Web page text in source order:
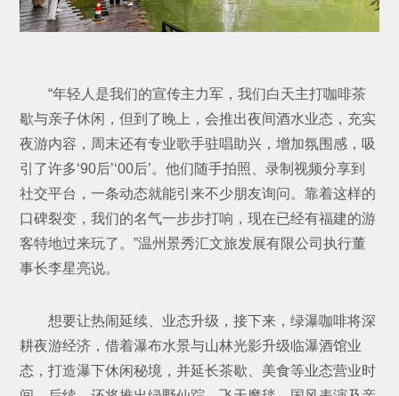
“年轻人是我们的宣传主力军，我们白天主打咖啡茶
歇与亲子休闲，但到了晚上，会推出夜间酒水业态，充实
夜游内容，周末还有专业歌手驻唱助兴，增加氛围感，吸
引了许多‘90后’‘00后’。他们随手拍照、录制视频分享到
社交平台，一条动态就能引来不少朋友询问。靠着这样的
口碑裂变，我们的名气一步步打响，现在已经有福建的游
客特地过来玩了。”温州景秀汇文旅发展有限公司执行董
事长李星亮说。
想要让热闹延续、业态升级，接下来，绿瀑咖啡将深
耕夜游经济，借着瀑布水景与山林光影升级临瀑酒馆业
态，打造瀑下休闲秘境，并延长茶歇、美食等业态营业时